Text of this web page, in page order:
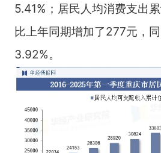
5.41%；居民人均消费支出
比上年同期增加了277元，
3.92%。